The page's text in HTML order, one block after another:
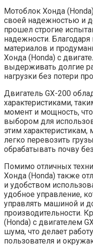
Мотоблок Хонда
своей надежностью и
прошел строгие
надежности.
материалов и
Хонда (Honda) с
выдерживать долгие
нагрузки без потери
Двигатель GX-200
характеристиками,
момент и мощность,
выбором для
этим характеристикам,
легко перевозить
обрабатывать почву
Помимо отличных
Хонда (Honda) также
и удобством
удобное управление,
управлять машиной и
производительности.
(Honda) с двигателем
шума, что делает
пользователя и